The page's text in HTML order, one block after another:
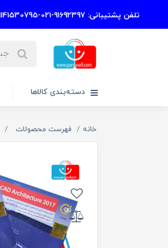
پشتیبانی: 91692397-021-09141530795
دسته‌بندی کالاها
خانه فهرست محصولات